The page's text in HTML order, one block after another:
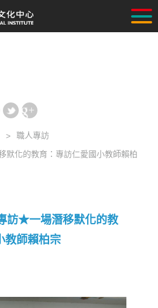
職人專訪
默化的教育：專訪仁愛國小教師賴柏
訪★一場潛移默化的教
教師賴柏宗